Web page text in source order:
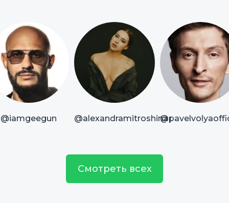
@iamgeegun @alexandramitroshina
Смотреть всех